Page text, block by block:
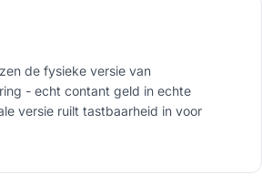
de fysieke versie van
- echt contant geld in echte
versie ruilt tastbaarheid in voor